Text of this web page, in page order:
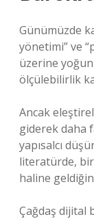
Günümüzde
yönetimi” ve
üzerine
ölçülebilirlik
Ancak
giderek daha
yapısalcı
literatürde,
haline
Çağdaş dijital